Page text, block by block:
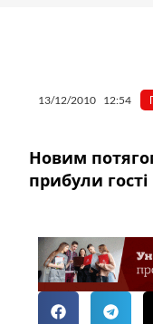
13/12/2010 12:54
Новим
прибули гості